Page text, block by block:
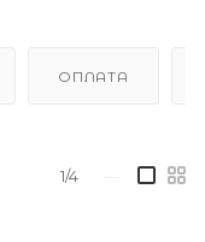
ОПЛАТА
1/4